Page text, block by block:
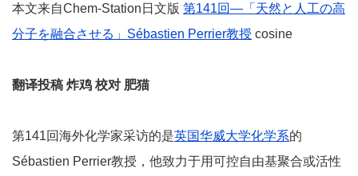
本文来自Chem-Station日文版 第141回―「天然と人工の高
分子を融合させる」Sébastien Perrier教授 cosine
翻译投稿 炸鸡 校对 肥猫
第141回海外化学家采访的是英国华威大学化学系的
Sébastien Perrier教授，他致力于用可控自由基聚合或活性